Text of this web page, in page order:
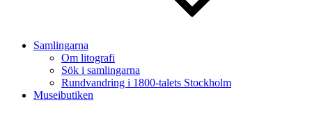
Samlingarna
Om litografi
Sök i samlingarna
Rundvandring i 1800-talets Stockholm
Museibutiken